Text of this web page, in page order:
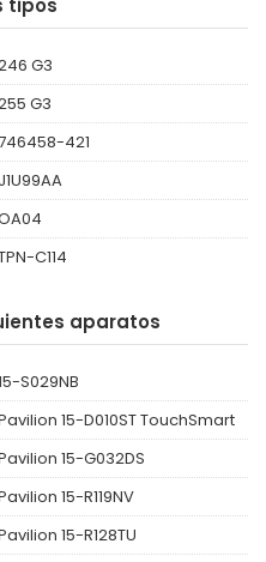
tipos
G3
G3
421
J1U99AA
C114
aparatos
S029NB
15-D010ST TouchSmart
15-G032DS
15-R119NV
15-R128TU